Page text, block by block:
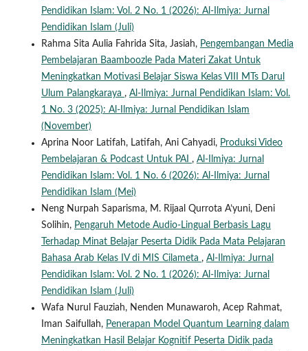
Pendidikan Islam: Vol. 2 No. 1 (2026): Al-Ilmiya: Jurnal
Pendidikan Islam (Juli)
Rahma Sita Aulia Fahrida Sita, Jasiah, Pengembangan Media
Pembelajaran Baamboozle Pada Materi Zakat Untuk
Meningkatkan Motivasi Belajar Siswa Kelas VIII MTs Darul
Ulum Palangkaraya , Al-Ilmiya: Jurnal Pendidikan Islam: Vol.
1 No. 3 (2025): Al-Ilmiya: Jurnal Pendidikan Islam
(November)
Aprina Noor Latifah, Latifah, Ani Cahyadi, Produksi Video
Pembelajaran & Podcast Untuk PAI , Al-Ilmiya: Jurnal
Pendidikan Islam: Vol. 1 No. 6 (2026): Al-Ilmiya: Jurnal
Pendidikan Islam (Mei)
Neng Nurpah Saparisma, M. Rijaal Qurrota A’yuni, Deni
Solihin, Pengaruh Metode Audio-Lingual Berbasis Lagu
Terhadap Minat Belajar Peserta Didik Pada Mata Pelajaran
Bahasa Arab Kelas IV di MIS Cilameta , Al-Ilmiya: Jurnal
Pendidikan Islam: Vol. 2 No. 1 (2026): Al-Ilmiya: Jurnal
Pendidikan Islam (Juli)
Wafa Nurul Fauziah, Nenden Munawaroh, Acep Rahmat,
Iman Saifullah, Penerapan Model Quantum Learning dalam
Meningkatkan Hasil Belajar Kognitif Peserta Didik pada